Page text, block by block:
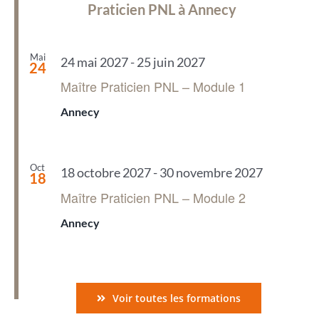
Praticien PNL à Annecy
Mai
24 24 mai 2027-25 juin 2027
Maître Praticien PNL – Module 1
Annecy
Oct
18 18 octobre 2027-30 novembre 2027
Maître Praticien PNL – Module 2
Annecy
Voir toutes les formations